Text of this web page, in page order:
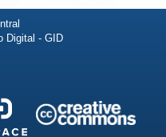
Digital - GID